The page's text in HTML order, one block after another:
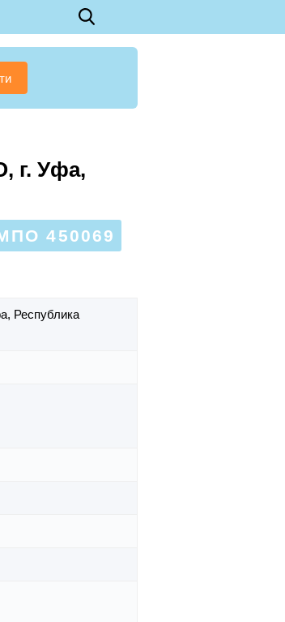
г. Уфа,
450069
Республика